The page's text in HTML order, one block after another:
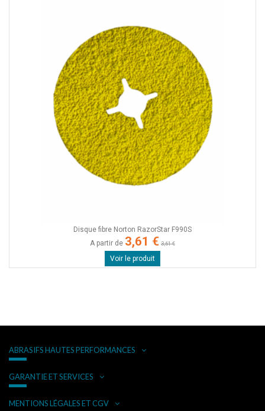
Disque fibre Norton RazorStar F990S
A partir de 3,61 € 3,61 €
Voir le produit
ABRASIFS HAUTES PERFORMANCES
GARANTIE ET SERVICES
MENTIONS LÉGALES ET CGV